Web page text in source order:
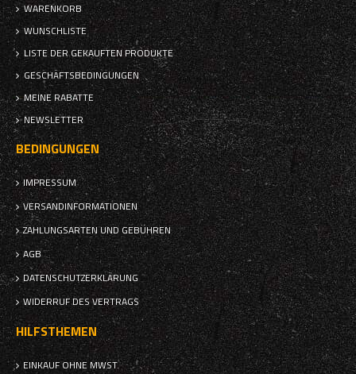
WARENKORB
WUNSCHLISTE
LISTE DER GEKAUFTEN PRODUKTE
GESCHÄFTSBEDINGUNGEN
MEINE RABATTE
NEWSLETTER
BEDINGUNGEN
IMPRESSUM
VERSANDINFORMATIONEN
ZAHLUNGSARTEN UND GEBÜHREN
AGB
DATENSCHUTZERKLÄRUNG
WIDERRUF DES VERTRAGS
HILFSTHEMEN
EINKAUF OHNE MWST.